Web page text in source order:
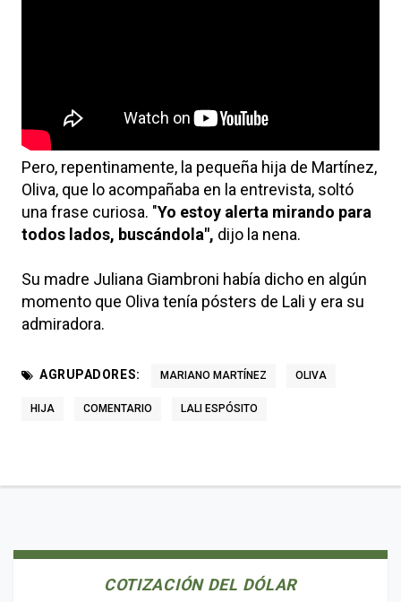
Pero, repentinamente, la pequeña hija de Martínez,
Oliva, que lo acompañaba en la entrevista, soltó
una frase curiosa. "Yo estoy alerta mirando para
todos lados, buscándola", dijo la nena.
Su madre Juliana Giambroni había dicho en algún
momento que Oliva tenía pósters de Lali y era su
admiradora.
AGRUPADORES: MARIANO MARTÍNEZ OLIVA
HIJA COMENTARIO LALI ESPÓSITO
COTIZACIÓN DEL DÓLAR